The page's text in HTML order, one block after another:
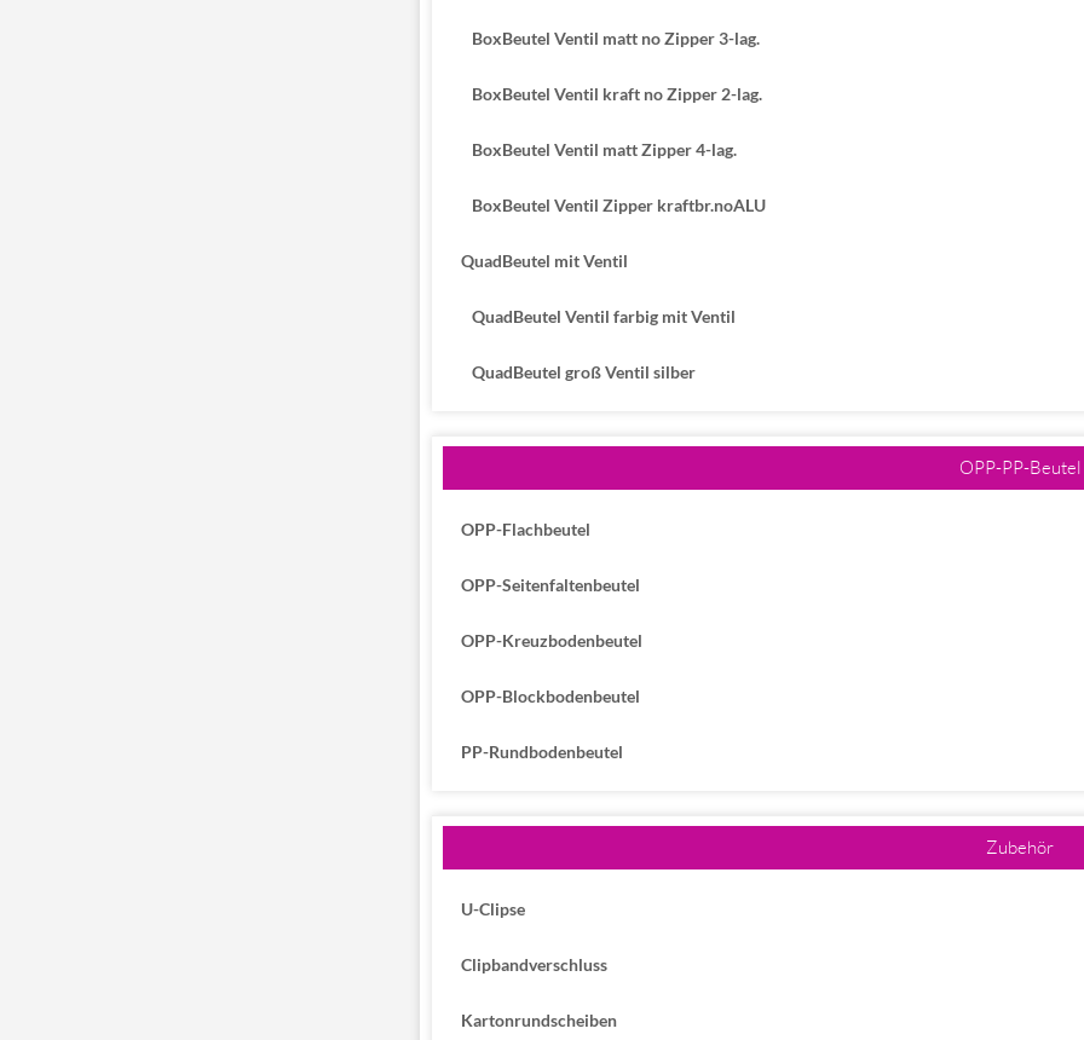
BoxBeutel Ventil matt no Zipper 3-lag.
BoxBeutel Ventil kraft no Zipper 2-lag.
BoxBeutel Ventil matt Zipper 4-lag.
BoxBeutel Ventil Zipper kraftbr.noALU
QuadBeutel mit Ventil
QuadBeutel Ventil farbig mit Ventil
QuadBeutel groß Ventil silber
OPP-PP-Beutel
OPP-Flachbeutel
OPP-Seitenfaltenbeutel
OPP-Kreuzbodenbeutel
OPP-Blockbodenbeutel
PP-Rundbodenbeutel
Zubehör
U-Clipse
Clipbandverschluss
Kartonrundscheiben